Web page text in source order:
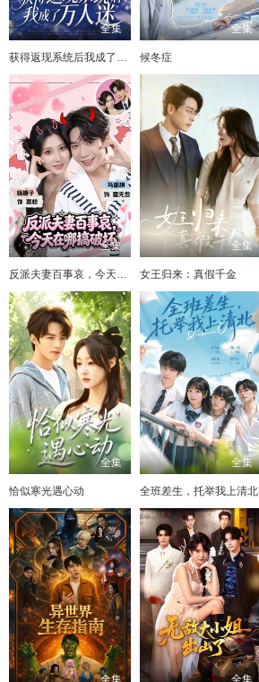
全集
获得返现系统后我成了万人迷
全集
候冬症
全集
反派夫妻百事哀，今天在哪搞破坏
全集
女王归来：真假千金
全集
恰似寒光遇心动
全集
全班差生，托举我上清北
全集 全集